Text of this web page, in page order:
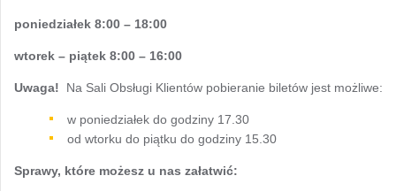
poniedziałek 8:00 – 18:00
wtorek – piątek 8:00 – 16:00
Uwaga! Na Sali Obsługi Klientów pobieranie biletów jest możliwe:
w poniedziałek do godziny 17.30
od wtorku do piątku do godziny 15.30
Sprawy, które możesz u nas załatwić: